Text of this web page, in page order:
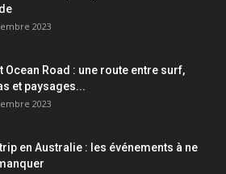
2023
Ocean Road : une route entre surf,
et paysages...
2023
en Australie : les événements à ne